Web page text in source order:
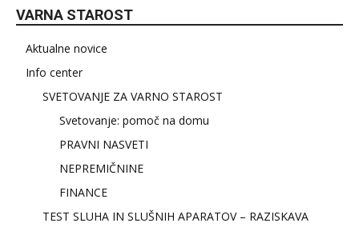
VARNA STAROST
Aktualne novice
Info center
SVETOVANJE ZA VARNO STAROST
Svetovanje: pomoč na domu
PRAVNI NASVETI
NEPREMIČNINE
FINANCE
TEST SLUHA IN SLUŠNIH APARATOV – RAZISKAVA